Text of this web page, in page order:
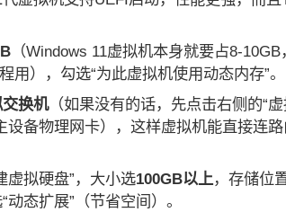
（Windows 11虚拟机本身就要占8-
用），勾选“为此虚拟机使用动态内存”。
换机（如果没有的话，先点击右侧的“
设备物理网卡），这样虚拟机能直接连
虚拟硬盘”，大小选100GB以上，存储位
态扩展”（节省空间）。